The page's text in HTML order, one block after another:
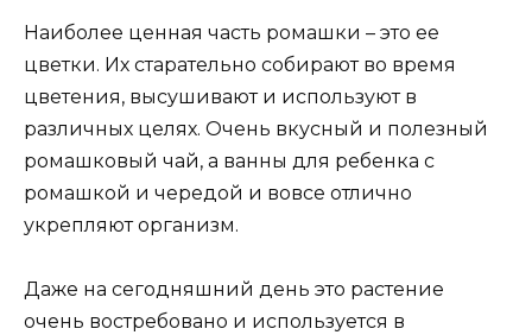
Наиболее ценная часть ромашки – это ее
цветки. Их старательно собирают во время
цветения, высушивают и используют в
различных целях. Очень вкусный и полезный
ромашковый чай, а ванны для ребенка с
ромашкой и чередой и вовсе отлично
укрепляют организм.
Даже на сегодняшний день это растение
очень востребовано и используется в